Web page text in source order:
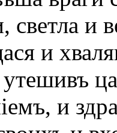
светла и
и
утешивъ
и